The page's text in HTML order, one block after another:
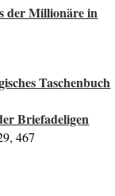
der Millionäre in
Taschenbuch
Briefadeligen
467